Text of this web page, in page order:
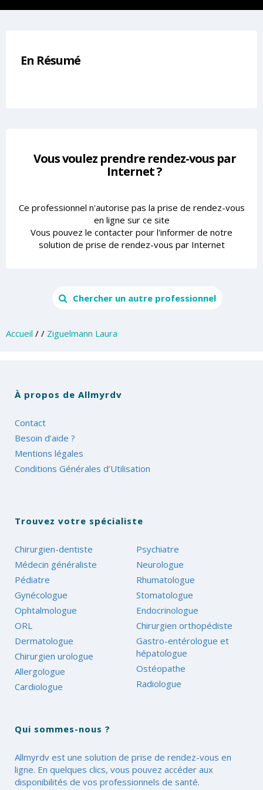
En Résumé
Vous voulez prendre rendez-vous par
Internet ?
Ce professionnel n'autorise pas la prise de rendez-vous
en ligne sur ce site
Vous pouvez le contacter pour l'informer de notre
solution de prise de rendez-vous par Internet
Chercher un autre professionnel
Accueil / / Ziguelmann Laura
À propos de Allmyrdv
Contact
Besoin d’aide ?
Mentions légales
Conditions Générales d’Utilisation
Trouvez votre spécialiste
Chirurgien-dentiste
Médecin généraliste
Pédiatre
Gynécologue
Ophtalmologue
ORL
Dermatologue
Chirurgien urologue
Allergologue
Cardiologue
Psychiatre
Neurologue
Rhumatologue
Stomatologue
Endocrinologue
Chirurgien orthopédiste
Gastro-entérologue et
hépatologue
Ostéopathe
Radiologue
Qui sommes-nous ?
Allmyrdv est une solution de prise de rendez-vous en
ligne. En quelques clics, vous pouvez accéder aux
disponibilités de vos professionnels de santé.